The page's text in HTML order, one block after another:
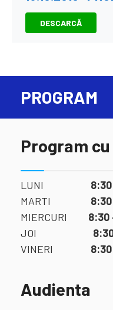
DESCARCĂ
PROGRAM
Program
LUNI
MARTI
MIERCURI 8:30
JOI
VINERI
Audienta